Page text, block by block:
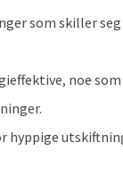
som skiller
noe
hyppige